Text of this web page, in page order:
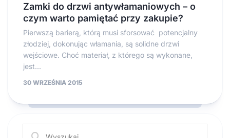
Zamki do drzwi antywłamaniowych – o
czym warto pamiętać przy zakupie?
Pierwszą barierą, którą musi sforsować potencjalny
złodziej, dokonując włamania, są solidne drzwi
wejściowe. Choć materiał, z którego są wykonane,
jest...
30 WRZEŚNIA 2015